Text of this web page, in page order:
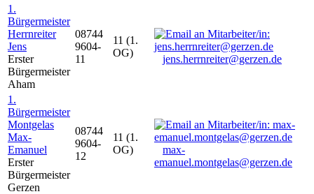
1.
Bürgermeister
Herrnreiter
Jens
Erster
Bürgermeister
Aham
08744
9604-
11
11 (1.
OG)
jens.herrnreiter@gerzen.de
1.
Bürgermeister
Montgelas
Max-
Emanuel
Erster
Bürgermeister
Gerzen
08744
9604-
12
11 (1.
OG)
max-
emanuel.montgelas@gerzen.de